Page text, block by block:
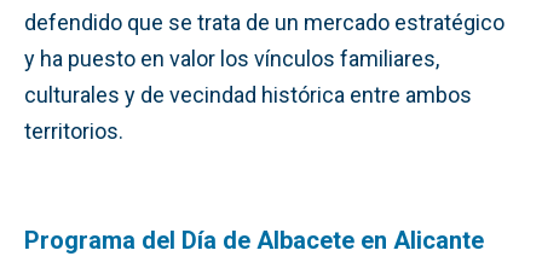
defendido que se trata de un mercado estratégico
y ha puesto en valor los vínculos familiares,
culturales y de vecindad histórica entre ambos
territorios.
Programa del Día de Albacete en Alicante